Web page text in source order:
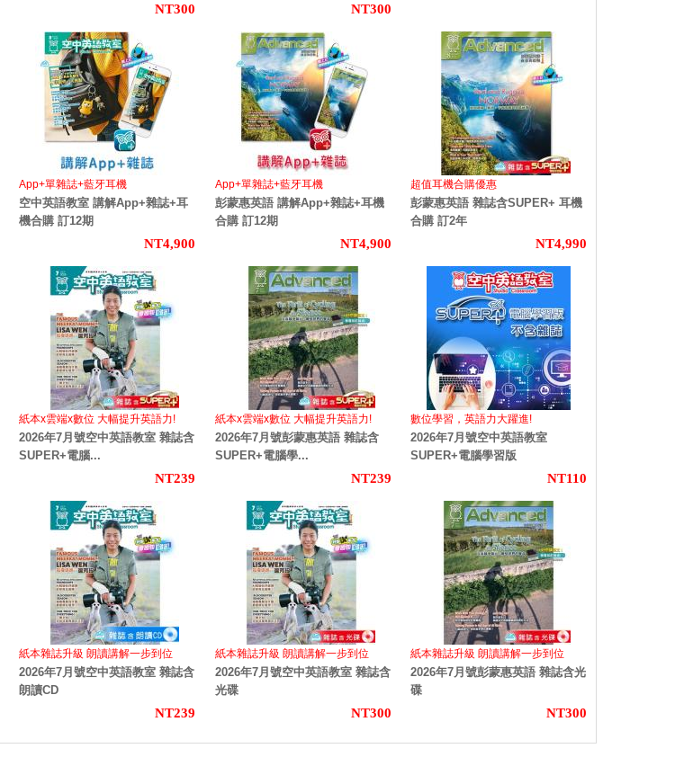
NT300 NT300
App+單雜誌+藍牙耳機
空中英語教室 講解App+雜誌+耳
機合購 訂12期
NT4,900
App+單雜誌+藍牙耳機
彭蒙惠英語 講解App+雜誌+耳機
合購 訂12期
NT4,900
超值耳機合購優惠
彭蒙惠英語 雜誌含SUPER+ 耳機
合購 訂2年
NT4,990
紙本x雲端x數位 大幅提升英語力!
2026年7月號空中英語教室 雜誌含
SUPER+電腦...
NT239
紙本x雲端x數位 大幅提升英語力!
2026年7月號彭蒙惠英語 雜誌含
SUPER+電腦學...
NT239
數位學習，英語力大躍進!
2026年7月號空中英語教室
SUPER+電腦學習版
NT110
紙本雜誌升級 朗讀講解一步到位
2026年7月號空中英語教室 雜誌含
朗讀CD
NT239
紙本雜誌升級 朗讀講解一步到位
2026年7月號空中英語教室 雜誌含
光碟
NT300
紙本雜誌升級 朗讀講解一步到位
2026年7月號彭蒙惠英語 雜誌含光
碟
NT300